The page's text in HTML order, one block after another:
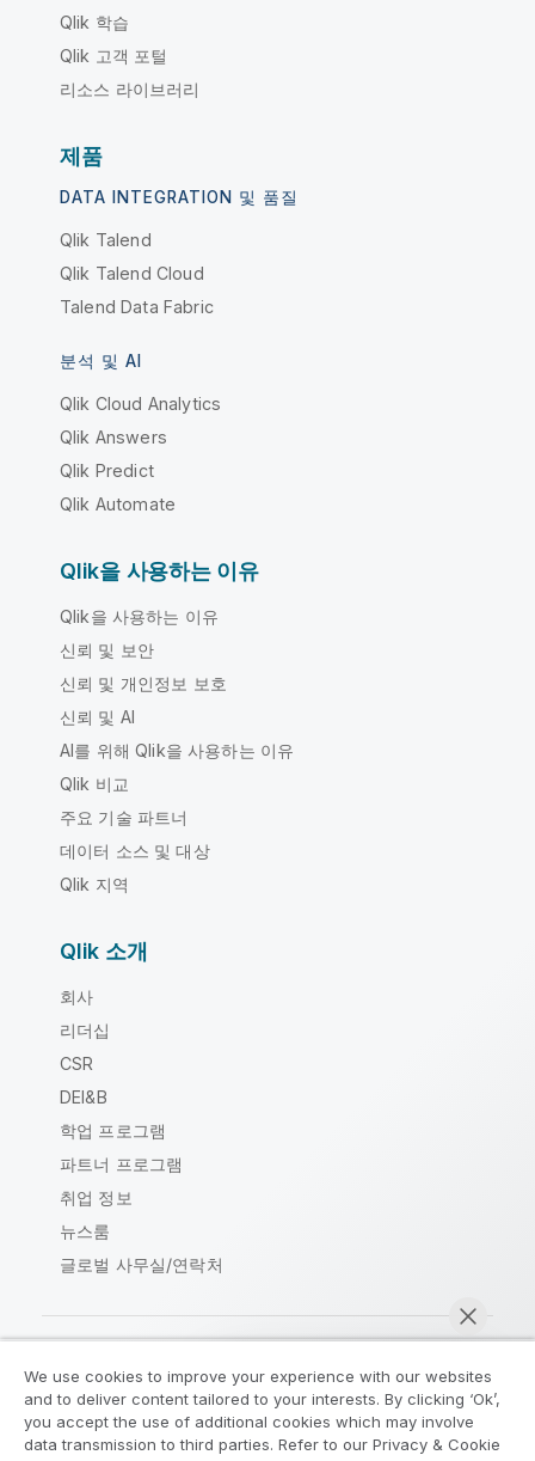
Qlik 학습
Qlik 고객 포털
리소스 라이브러리
제품
DATA INTEGRATION 및 품질
Qlik Talend
Qlik Talend Cloud
Talend Data Fabric
분석 및 AI
Qlik Cloud Analytics
Qlik Answers
Qlik Predict
Qlik Automate
Qlik을 사용하는 이유
Qlik을 사용하는 이유
신뢰 및 보안
신뢰 및 개인정보 보호
신뢰 및 AI
AI를 위해 Qlik을 사용하는 이유
Qlik 비교
주요 기술 파트너
데이터 소스 및 대상
Qlik 지역
Qlik 소개
회사
리더십
CSR
DEI&B
학업 프로그램
파트너 프로그램
취업 정보
뉴스룸
글로벌 사무실/연락처
Qlik Community
법적 계약 제품 약관 Legal Policies
We use cookies to improve your experience with our websites
and to deliver content tailored to your interests. By clicking ‘Ok’,
you accept the use of additional cookies which may involve
data transmission to third parties. Refer to our Privacy & Cookie